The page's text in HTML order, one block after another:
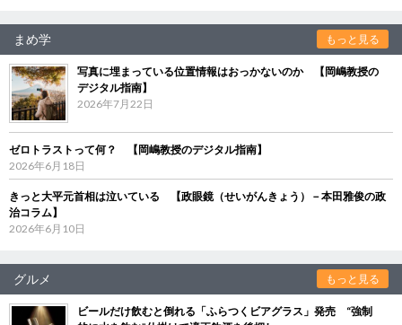
まめ学 もっと見る
写真に埋まっている位置情報はおっかないのか 【岡嶋教授の
デジタル指南】
2026年7月22日
ゼロトラストって何？ 【岡嶋教授のデジタル指南】
2026年6月18日
きっと大平元首相は泣いている 【政眼鏡（せいがんきょう）－本田雅俊の政
治コラム】
2026年6月10日
グルメ もっと見る
ビールだけ飲むと倒れる「ふらつくビアグラス」発売 “強制